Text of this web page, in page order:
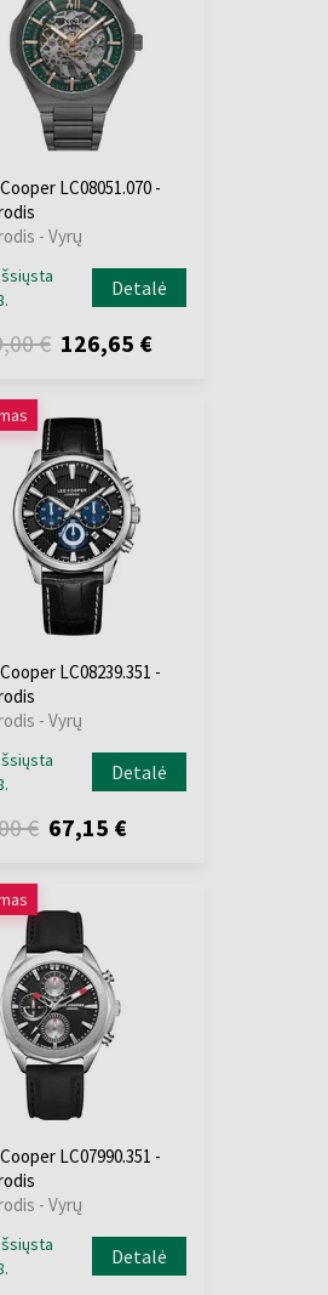
LC08051.070 -
- Vyrų
Detalė
€ 126,65 €
LC08239.351 -
- Vyrų
Detalė
€ 67,15 €
LC07990.351 -
- Vyrų
Detalė